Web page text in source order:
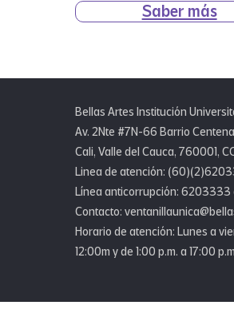
Saber más
Bellas Artes Institución
Av. 2Nte #7N-66 Barrio
Cali, Valle del Cauca, 760001,
Linea de atención:
Línea anticorrupción: 6203333
Contacto:
Horario de atención: Lunes a
12:00m y de 1:00 p.m. a 17:00